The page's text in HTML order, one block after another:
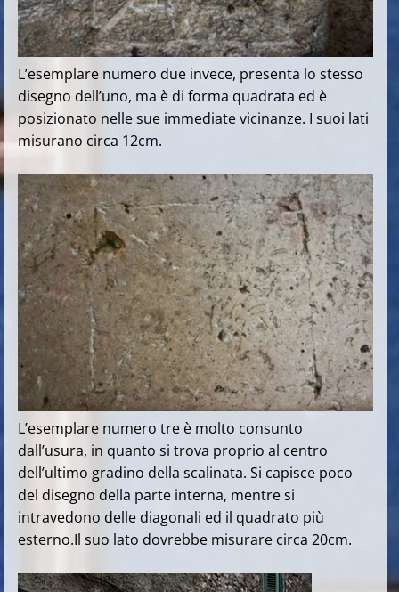
L’esemplare numero due invece, presenta lo stesso
disegno dell’uno, ma è di forma quadrata ed è
posizionato nelle sue immediate vicinanze. I suoi lati
misurano circa 12cm.
L’esemplare numero tre è molto consunto
dall’usura, in quanto si trova proprio al centro
dell’ultimo gradino della scalinata. Si capisce poco
del disegno della parte interna, mentre si
intravedono delle diagonali ed il quadrato più
esterno.Il suo lato dovrebbe misurare circa 20cm.